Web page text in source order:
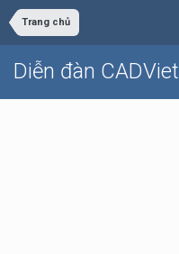
Trang chủ
Diễn đàn CADViet